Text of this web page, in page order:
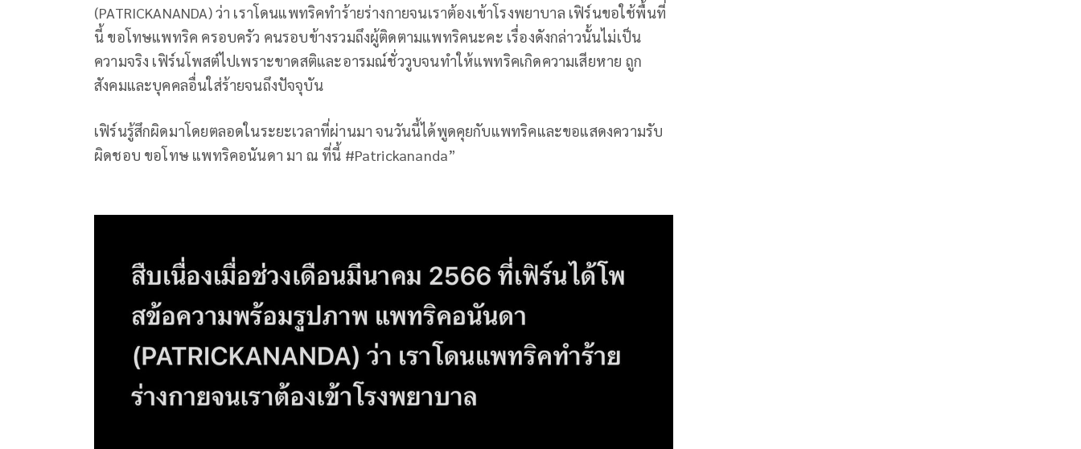
(PATRICKANANDA) ว่า เราโดนแพทริคทำร้ายร่างกายจนเราต้องเข้าโรงพยาบาล เฟิร์นขอใช้พื้นที่
นี้ ขอโทษแพทริค ครอบครัว คนรอบข้างรวมถึงผู้ติดตามแพทริคนะคะ เรื่องดังกล่าวนั้นไม่เป็น
ความจริง เฟิร์นโพสต์ไปเพราะขาดสติและอารมณ์ชั่ววูบจนทำให้แพทริคเกิดความเสียหาย ถูก
สังคมและบุคคลอื่นใส่ร้ายจนถึงปัจจุบัน
เฟิร์นรู้สึกผิดมาโดยตลอดในระยะเวลาที่ผ่านมา จนวันนี้ได้พูดคุยกับแพทริคและขอแสดงความรับ
ผิดชอบ ขอโทษ แพทริคอนันดา มา ณ ที่นี้ #Patrickananda”